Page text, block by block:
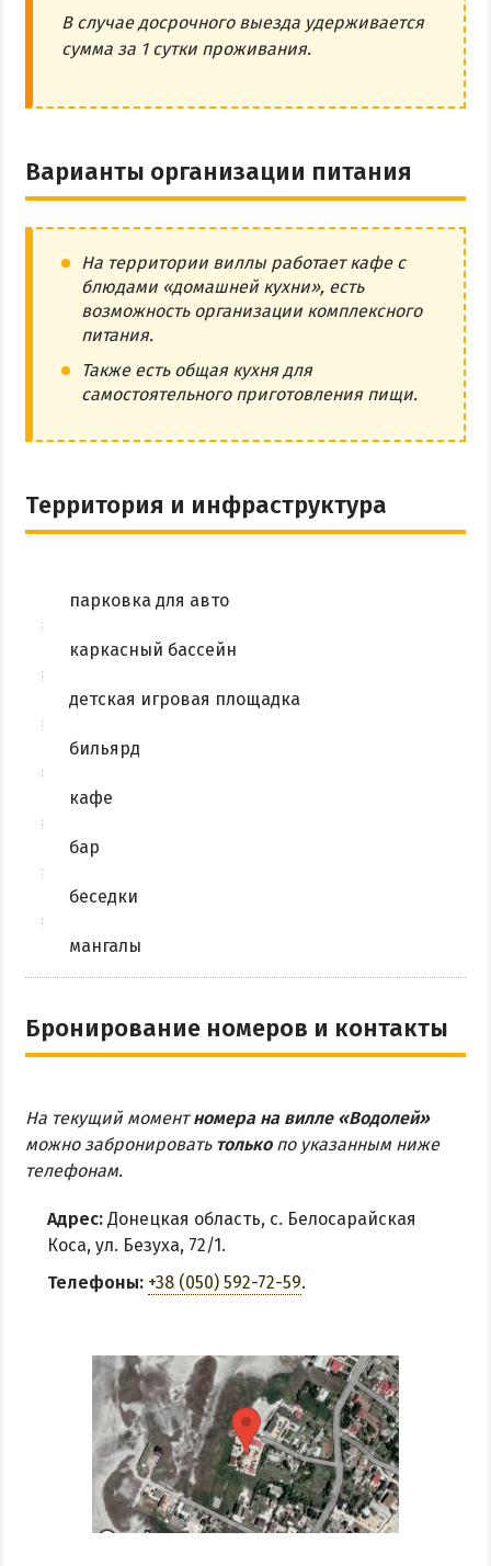
В случае досрочного выезда удерживается
сумма за 1 сутки проживания.
Варианты организации питания
На территории виллы работает кафе с
блюдами «домашней кухни», есть
возможность организации комплексного
питания.
Также есть общая кухня для
самостоятельного приготовления пищи.
Территория и инфраструктура
парковка для авто
каркасный бассейн
детская игровая площадка
бильярд
кафе
бар
беседки
мангалы
Бронирование номеров и контакты
На текущий моментномера на вилле «Водолей»
можно забронировать толькопо указанным ниже
телефонам.
Адрес: Донецкая область, с. Белосарайская
Коса, ул. Безуха, 72/1.
Телефоны: +38 (050) 592-72-59.